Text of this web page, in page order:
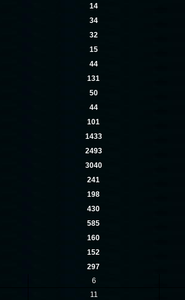
14
34
32
15
44
131
50
44
101
1433
2493
3040
241
198
430
585
160
152
297
6
11